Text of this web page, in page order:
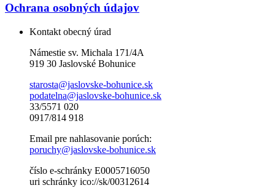
Ochrana osobných údajov
Kontakt obecný úrad
Námestie sv. Michala 171/4A
919 30 Jaslovské Bohunice
starosta@jaslovske-bohunice.sk
podatelna@jaslovske-bohunice.sk
33/5571 020
0917/814 918
Email pre nahlasovanie porúch:
poruchy@jaslovske-bohunice.sk
číslo e-schránky E0005716050
uri schránky ico://sk/00312614